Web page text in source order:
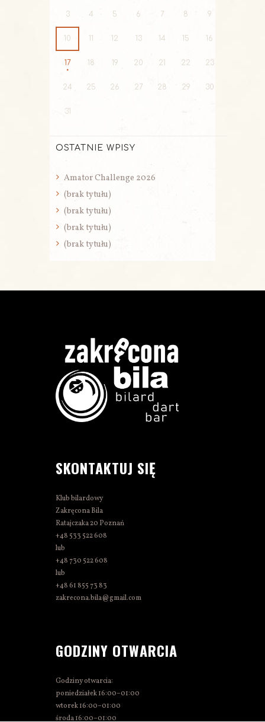
3 4 5 6 7 8 9
10 11 12 13 14 15 16
17 18 19 20 21 22 23
24 25 26 27 28 29 30
31
OSTATNIE WPISY
Amator Challenge 2026
(brak tytułu)
(brak tytułu)
(brak tytułu)
(brak tytułu)
SKONTAKTUJ SIĘ
Klub bilardowy
Zakręcona Bila
Ratajczaka 20 Poznań
+48 533 522 608
lub
+48 730 522 608
lub
+48 61 855 73 83
zakrecona.bila@gmail.com
GODZINY OTWARCIA
Godziny otwarcia:
poniedziałek 16:00–01:00
wtorek 16:00–01:00
środa 16:00–01:00